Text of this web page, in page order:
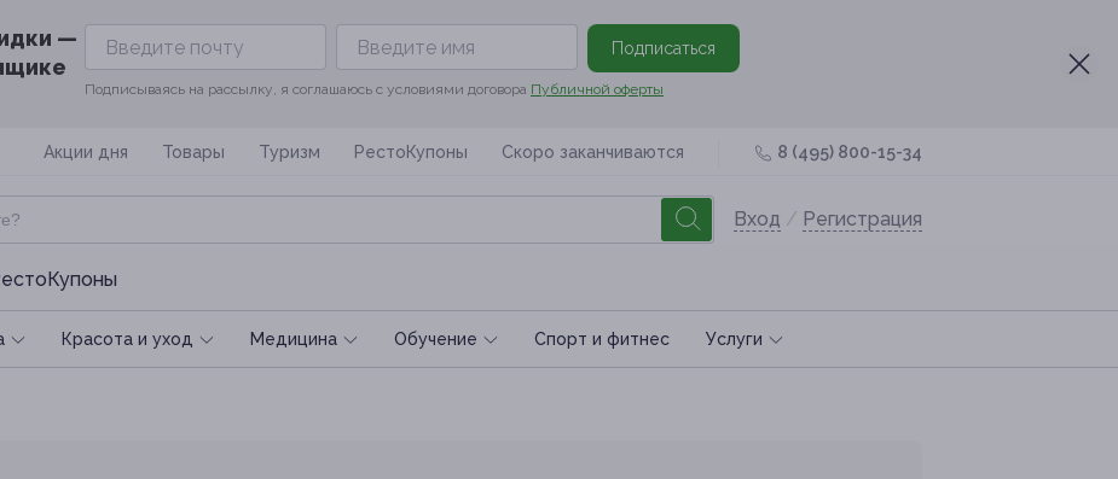
—
Подписаться
Подписываясь на рассылку, я соглашаюсь с условиями договора Публичной оферты
Акции дня Товары Туризм РестоКупоны Скоро заканчиваются 8 (495) 800-15-34
Вход / Регистрация
Красота и уход Медицина Обучение Спoрт и фитнес Услуги